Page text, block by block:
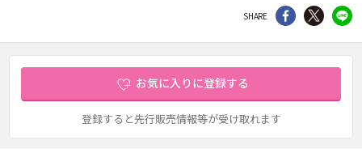
SHARE シェア Twitter
お気に入りに登録する
登録すると先行販売情報等が受け取れます